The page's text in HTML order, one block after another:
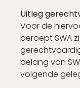
Uitleg
Voor de
beroept SWA
belang van
volgende